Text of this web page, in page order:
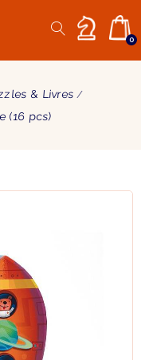
0
& Livres
(16 pcs)